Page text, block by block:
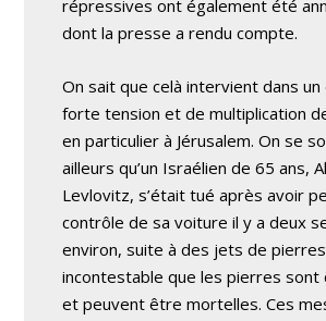
répressives ont également été
dont la presse a rendu compte.
On sait que celà intervient dans
forte tension et de multiplication
en particulier à Jérusalem. On se
ailleurs qu’un Israélien de 65 ans,
Levlovitz, s’était tué après avoir
contrôle de sa voiture il y a deux
environ, suite à des jets de
incontestable que les pierres sont
et peuvent être mortelles. Ces